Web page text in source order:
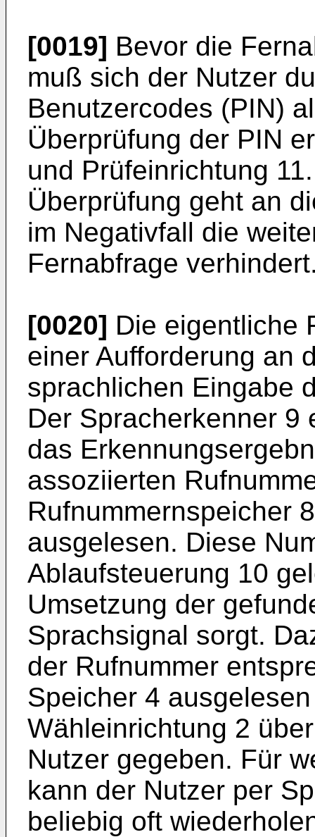
[0019] Bevor die
muß sich der Nutzer
Benutzercodes (PIN)
Überprüfung der PIN
und Prüfeinrichtung
Überprüfung geht an
im Negativfall die
Fernabfrage
[0020] Die eigentliche
einer Aufforderung an
sprachlichen Eingabe
Der Spracherkenner 9
das
assoziierten
Rufnummernspeicher
ausgelesen. Diese
Ablaufsteuerung 10
Umsetzung der
Sprachsignal sorgt.
der Rufnummer
Speicher 4
Wähleinrichtung 2
Nutzer gegeben. Für
kann der Nutzer per
beliebig oft